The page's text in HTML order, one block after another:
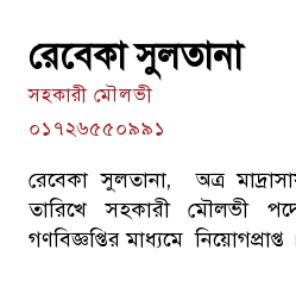
রেবেকা সুলতানা
সহকারী মৌলভী
০১৭২৬৫৫০৯৯১
রেবেকা সুলতানা, অত্র
তারিখে সহকারী মৌলভী
গণবিজ্ঞপ্তির মাধ্যমে নিয়োগপ্রাপ্ত ।